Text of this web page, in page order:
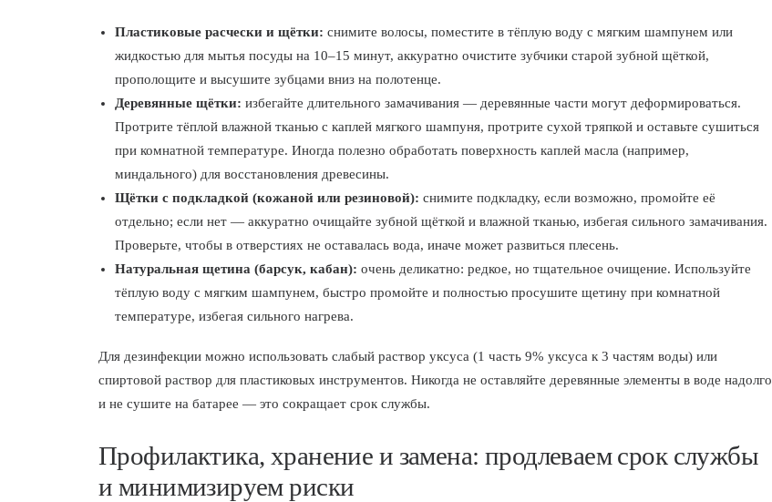
Пластиковые расчески и щётки: снимите волосы, поместите в тёплую воду с мягким шампунем или
жидкостью для мытья посуды на 10–15 минут, аккуратно очистите зубчики старой зубной щёткой,
прополощите и высушите зубцами вниз на полотенце.
Деревянные щётки: избегайте длительного замачивания — деревянные части могут деформироваться.
Протрите тёплой влажной тканью с каплей мягкого шампуня, протрите сухой тряпкой и оставьте сушиться
при комнатной температуре. Иногда полезно обработать поверхность каплей масла (например,
миндального) для восстановления древесины.
Щётки с подкладкой (кожаной или резиновой): снимите подкладку, если возможно, промойте её
отдельно; если нет — аккуратно очищайте зубной щёткой и влажной тканью, избегая сильного замачивания.
Проверьте, чтобы в отверстиях не оставалась вода, иначе может развиться плесень.
Натуральная щетина (барсук, кабан): очень деликатно: редкое, но тщательное очищение. Используйте
тёплую воду с мягким шампунем, быстро промойте и полностью просушите щетину при комнатной
температуре, избегая сильного нагрева.
Для дезинфекции можно использовать слабый раствор уксуса (1 часть 9% уксуса к 3 частям воды) или
спиртовой раствор для пластиковых инструментов. Никогда не оставляйте деревянные элементы в воде надолго
и не сушите на батарее — это сокращает срок службы.
Профилактика, хранение и замена: продлеваем срок службы
и минимизируем риски